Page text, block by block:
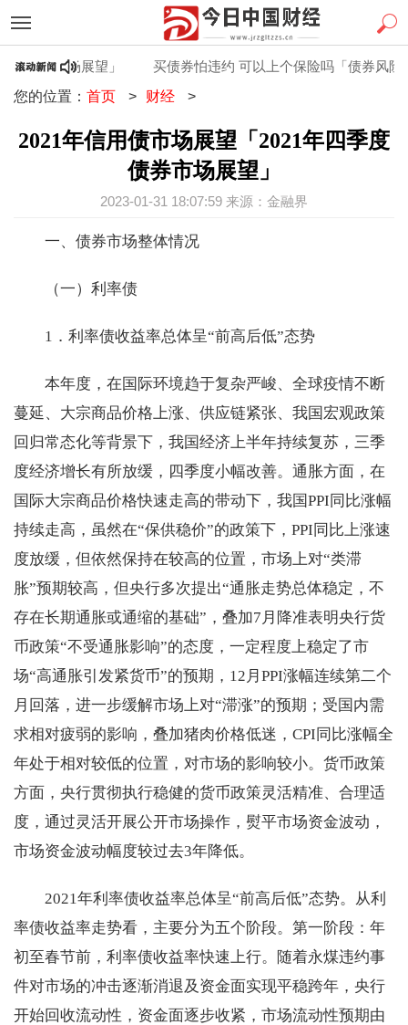
场展望」
买债券怕违约 可以上个保险吗「债券风险大吗」
您的位置： 首页 > 财经 >
2021年信用债市场展望「2021年四季度
债券市场展望」
2023-01-31 18:07:59 来源：金融界
一、债券市场整体情况
（一）利率债
1．利率债收益率总体呈“前高后低”态势
本年度，在国际环境趋于复杂严峻、全球疫情不断
蔓延、大宗商品价格上涨、供应链紧张、我国宏观政策
回归常态化等背景下，我国经济上半年持续复苏，三季
度经济增长有所放缓，四季度小幅改善。通胀方面，在
国际大宗商品价格快速走高的带动下，我国PPI同比涨幅
持续走高，虽然在“保供稳价”的政策下，PPI同比上涨速
度放缓，但依然保持在较高的位置，市场上对“类滞
胀”预期较高，但央行多次提出“通胀走势总体稳定，不
存在长期通胀或通缩的基础”，叠加7月降准表明央行货
币政策“不受通胀影响”的态度，一定程度上稳定了市
场“高通胀引发紧货币”的预期，12月PPI涨幅连续第二个
月回落，进一步缓解市场上对“滞涨”的预期；受国内需
求相对疲弱的影响，叠加猪肉价格低迷，CPI同比涨幅全
年处于相对较低的位置，对市场的影响较小。货币政策
方面，央行贯彻执行稳健的货币政策灵活精准、合理适
度，通过灵活开展公开市场操作，熨平市场资金波动，
市场资金波动幅度较过去3年降低。
2021年利率债收益率总体呈“前高后低”态势。从利
率债收益率走势看，主要分为五个阶段。第一阶段：年
初至春节前，利率债收益率快速上行。随着永煤违约事
件对市场的冲击逐渐消退及资金面实现平稳跨年，央行
开始回收流动性，资金面逐步收紧，市场流动性预期由